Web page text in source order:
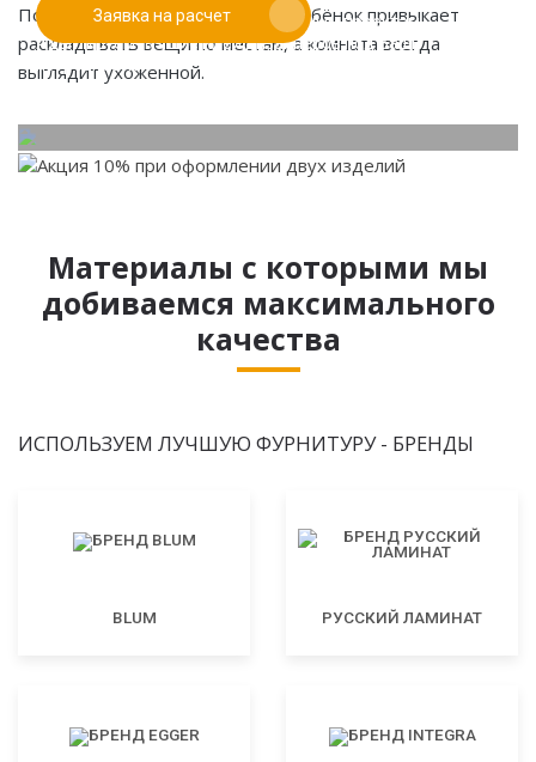
Порядок поддерживать легко. Ребёнок привыкает
раскладывать вещи по местам, а комната всегда
выглядит ухоженной.
Заявка на расчет
Работаем только по индивидуальным проектам.
Адаптируем лучшие идеи дизайнеров под Ваши
Материалы с которыми мы
добиваемся максимального
качества
ИСПОЛЬЗУЕМ ЛУЧШУЮ ФУРНИТУРУ - БРЕНДЫ
BLUM РУССКИЙ ЛАМИНАТ